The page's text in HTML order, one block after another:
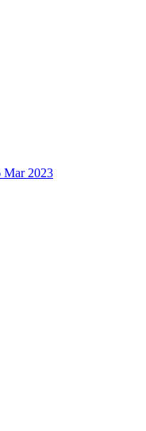
Mar 2023